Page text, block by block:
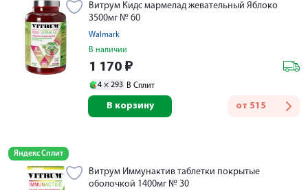
Витрум Кидс мармелад жевательный Яблоко
3500мг № 60
Walmark
В наличии
1 170 ₽
4 × 293 В Сплит
от 515
В корзину
Яндекс Сплит
Витрум Иммунактив таблетки покрытые
оболочкой 1400мг № 30